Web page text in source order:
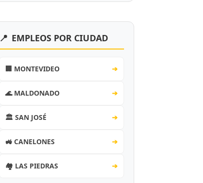
📍 EMPLEOS POR CIUDAD
🏢 MONTEVIDEO ➔
🌊 MALDONADO ➔
🏛️ SAN JOSÉ ➔
🚜 CANELONES ➔
🏘️ LAS PIEDRAS ➔